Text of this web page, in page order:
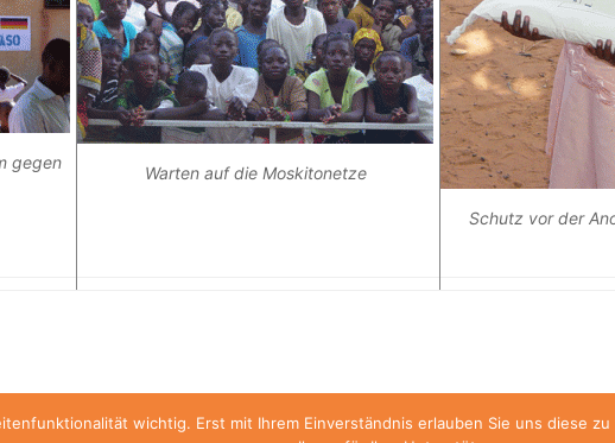
gegen
Warten auf die Moskitonetze
Schutz vor der
wichtig. Erst mit Ihrem Einverständnis erlauben Sie uns diese